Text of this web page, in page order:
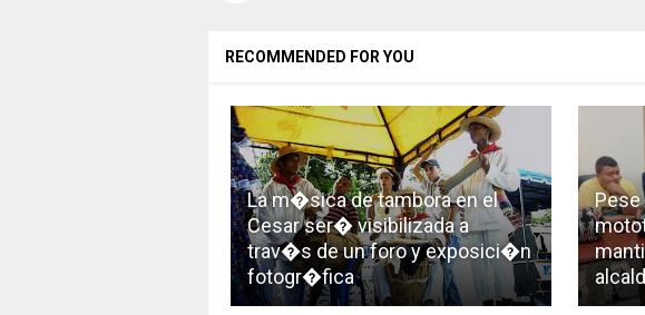
RECOMMENDED FOR YOU
La m�sica de tambora en el
Cesar ser� visibilizada a
trav�s de un foro y exposici�n
fotogr�fica
Pese